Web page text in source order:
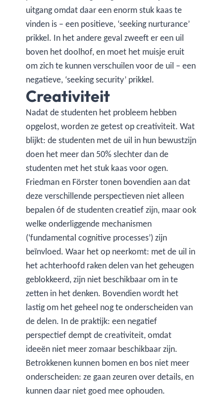
uitgang omdat daar een enorm stuk kaas te
vinden is – een positieve, ‘seeking nurturance’
prikkel. In het andere geval zweeft er een uil
boven het doolhof, en moet het muisje eruit
om zich te kunnen verschuilen voor de uil – een
negatieve, ‘seeking security’ prikkel.
Creativiteit
Nadat de studenten het probleem hebben
opgelost, worden ze getest op creativiteit. Wat
blijkt: de studenten met de uil in hun bewustzijn
doen het meer dan 50% slechter dan de
studenten met het stuk kaas voor ogen.
Friedman en Förster tonen bovendien aan dat
deze verschillende perspectieven niet alleen
bepalen óf de studenten creatief zijn, maar ook
welke onderliggende mechanismen
(‘fundamental cognitive processes’) zijn
beïnvloed. Waar het op neerkomt: met de uil in
het achterhoofd raken delen van het geheugen
geblokkeerd, zijn niet beschikbaar om in te
zetten in het denken. Bovendien wordt het
lastig om het geheel nog te onderscheiden van
de delen. In de praktijk: een negatief
perspectief dempt de creativiteit, omdat
ideeën niet meer zomaar beschikbaar zijn.
Betrokkenen kunnen bomen en bos niet meer
onderscheiden: ze gaan zeuren over details, en
kunnen daar niet goed mee ophouden.